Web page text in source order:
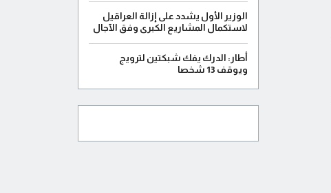
الوزير الأول يشدد على إزالة العراقيل
لاستكمال المشاريع الكبرى وفق الآجال
أطار: الدرك يفك شبكتين لترويج
ويوقف 13 شخصا